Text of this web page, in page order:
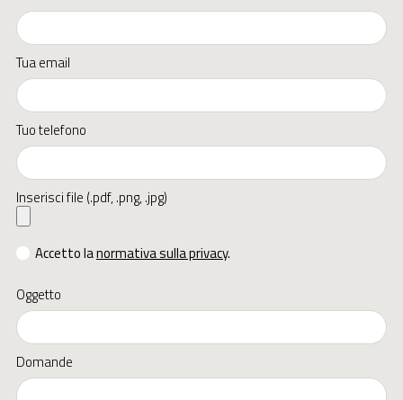
Tua email
Tuo telefono
Inserisci file (.pdf, .png, .jpg)
Accetto lanormativa sulla privacy.
Oggetto
Domande